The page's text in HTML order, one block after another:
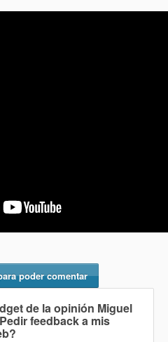
poder comentar
de la opinión Miguel
feedback a mis